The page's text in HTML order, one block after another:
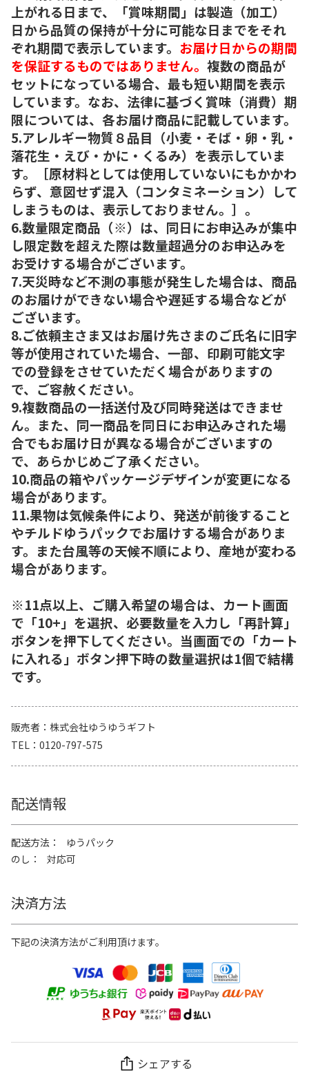
上がれる日まで、「賞味期間」は製造（加工）
日から品質の保持が十分に可能な日までをそれ
ぞれ期間で表示しています。 お届け日からの期間
を保証するものではありません。 複数の商品が
セットになっている場合、最も短い期間を表示
しています。なお、法律に基づく賞味（消費）期
限については、各お届け商品に記載しています。
5.アレルギー物質８品目（小麦・そば・卵・乳・
落花生・えび・かに・くるみ）を表示していま
す。［原材料としては使用していないにもかかわ
らず、意図せず混入（コンタミネーション）して
しまうものは、表示しておりません。］。
6.数量限定商品（※）は、同日にお申込みが集中
し限定数を超えた際は数量超過分のお申込みを
お受けする場合がございます。
7.天災時など不測の事態が発生した場合は、商品
のお届けができない場合や遅延する場合などが
ございます。
8.ご依頼主さま又はお届け先さまのご氏名に旧字
等が使用されていた場合、一部、印刷可能文字
での登録をさせていただく場合がありますの
で、ご容赦ください。
9.複数商品の一括送付及び同時発送はできませ
ん。また、同一商品を同日にお申込みされた場
合でもお届け日が異なる場合がございますの
で、あらかじめご了承ください。
10.商品の箱やパッケージデザインが変更になる
場合があります。
11.果物は気候条件により、発送が前後すること
やチルドゆうパックでお届けする場合がありま
す。また台風等の天候不順により、産地が変わる
場合があります。
※11点以上、ご購入希望の場合は、カート画面
で「10+」を選択、必要数量を入力し「再計算」
ボタンを押下してください。当画面での「カート
に入れる」ボタン押下時の数量選択は1個で結構
です。
販売者
株式会社ゆうゆうギフト
TEL
0120-797-575
配送情報
配送方法
ゆうパック
のし
対応可
決済方法
下記の決済方法がご利用頂けます。
シェアする